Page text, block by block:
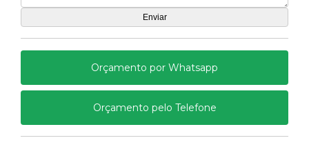
Orçamento por Whatsapp
Orçamento pelo Telefone